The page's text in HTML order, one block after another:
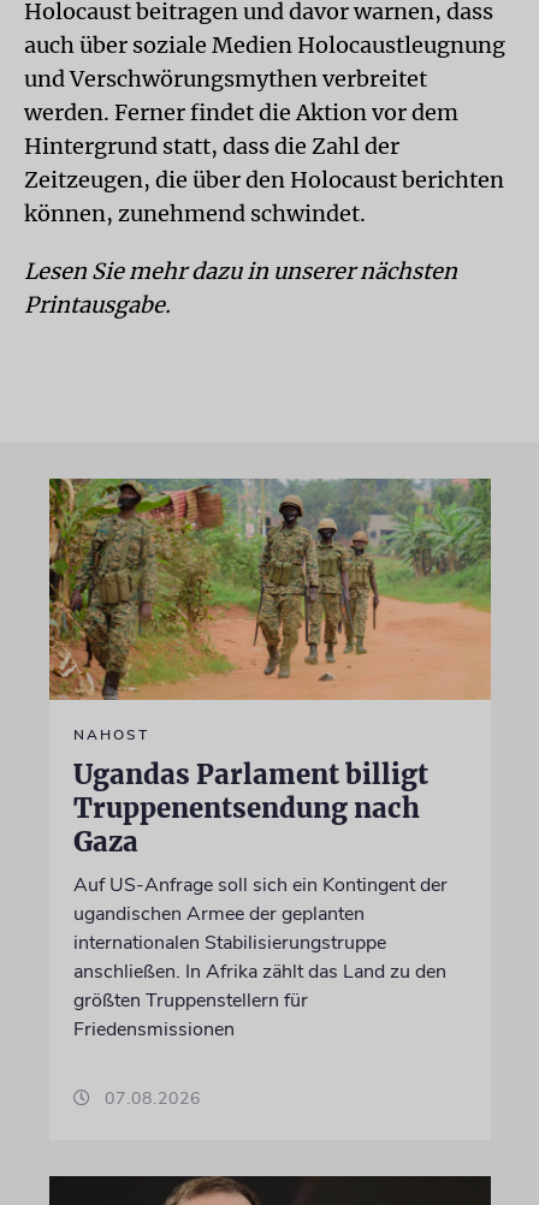
Holocaust beitragen und davor warnen, dass
auch über soziale Medien Holocaustleugnung
und Verschwörungsmythen verbreitet
werden. Ferner findet die Aktion vor dem
Hintergrund statt, dass die Zahl der
Zeitzeugen, die über den Holocaust berichten
können, zunehmend schwindet.
Lesen Sie mehr dazu in unserer nächsten
Printausgabe.
NAHOST
Ugandas Parlament billigt
Truppenentsendung nach
Gaza
Auf US-Anfrage soll sich ein Kontingent der
ugandischen Armee der geplanten
internationalen Stabilisierungstruppe
anschließen. In Afrika zählt das Land zu den
größten Truppenstellern für
Friedensmissionen
07.08.2026